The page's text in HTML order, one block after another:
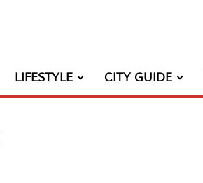
LIFESTYLE CITY GUIDE